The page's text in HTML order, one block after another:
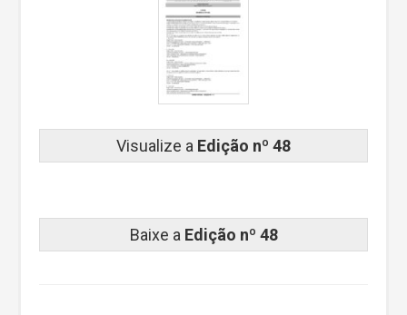
Visualize a Edição nº 48
Baixe a Edição nº 48